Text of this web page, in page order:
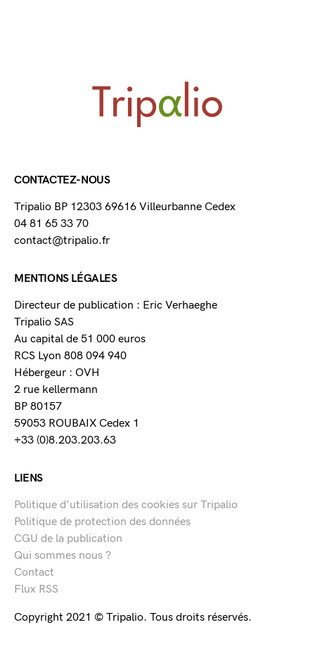
CONTACTEZ-NOUS
Tripalio BP 12303 69616 Villeurbanne Cedex
04 81 65 33 70
contact@tripalio.fr
MENTIONS LÉGALES
Directeur de publication : Eric Verhaeghe
Tripalio SAS
Au capital de 51 000 euros
RCS Lyon 808 094 940
Hébergeur : OVH
2 rue kellermann
BP 80157
59053 ROUBAIX Cedex 1
+33 (0)8.203.203.63
LIENS
Politique d’utilisation des cookies sur Tripalio
Politique de protection des données
CGU de la publication
Qui sommes nous ?
Contact
Flux RSS
Copyright 2021 © Tripalio. Tous droits réservés.